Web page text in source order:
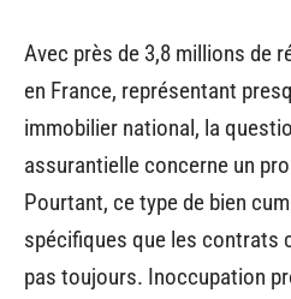
Avec près de 3,8 millions de
en France, représentant
immobilier national, la
assurantielle concerne un
Pourtant, ce type de bien
spécifiques que les contrats
pas toujours. Inoccupation